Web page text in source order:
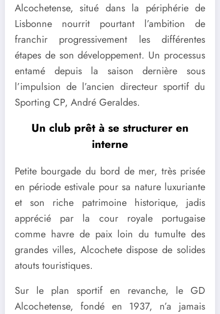
Alcochetense, situé dans la périphérie de
Lisbonne nourrit pourtant l’ambition de
franchir progressivement les différentes
étapes de son développement. Un processus
entamé depuis la saison dernière sous
l’impulsion de l’ancien directeur sportif du
Sporting CP, André Geraldes.
Un club prêt à se structurer en
interne
Petite bourgade du bord de mer, très prisée
en période estivale pour sa nature luxuriante
et son riche patrimoine historique, jadis
apprécié par la cour royale portugaise
comme havre de paix loin du tumulte des
grandes villes, Alcochete dispose de solides
atouts touristiques.
Sur le plan sportif en revanche, le GD
Alcochetense, fondé en 1937, n’a jamais